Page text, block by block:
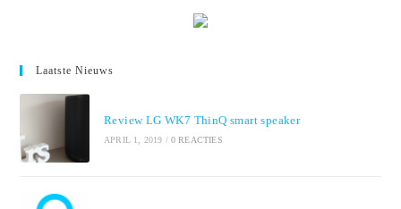
Laatste Nieuws
Review LG WK7 ThinQ smart speaker
APRIL 1, 2019 / 0 REACTIES